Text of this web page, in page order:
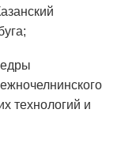
технологий и